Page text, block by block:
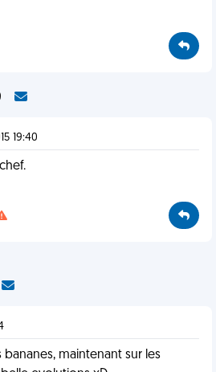
19:40
bananes, maintenant sur les